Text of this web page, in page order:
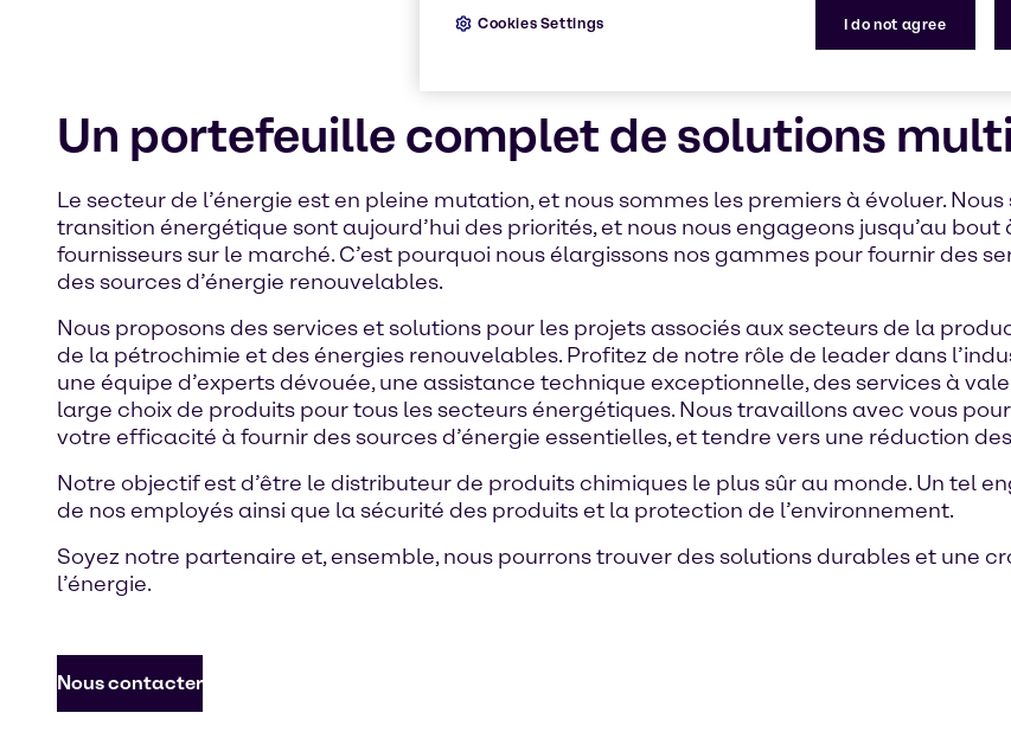
Un portefeuille complet de solutions
Le secteur de l’énergie est en pleine mutation, et nous sommes les premiers à évoluer.
transition énergétique sont aujourd’hui des priorités, et nous nous engageons jusqu’au
fournisseurs sur le marché. C’est pourquoi nous élargissons nos gammes pour fournir des
des sources d’énergie renouvelables.
Nous proposons des services et solutions pour les projets associés aux secteurs de la
de la pétrochimie et des énergies renouvelables. Profitez de notre rôle de leader dans
une équipe d’experts dévouée, une assistance technique exceptionnelle, des services à
large choix de produits pour tous les secteurs énergétiques. Nous travaillons avec vous
votre efficacité à fournir des sources d’énergie essentielles, et tendre vers une réduction
Notre objectif est d’être le distributeur de produits chimiques le plus sûr au monde. Un tel
de nos employés ainsi que la sécurité des produits et la protection de l’environnement.
Soyez notre partenaire et, ensemble, nous pourrons trouver des solutions durables et une
l’énergie.
Nous contacter
I do not agree
Cookies Settings